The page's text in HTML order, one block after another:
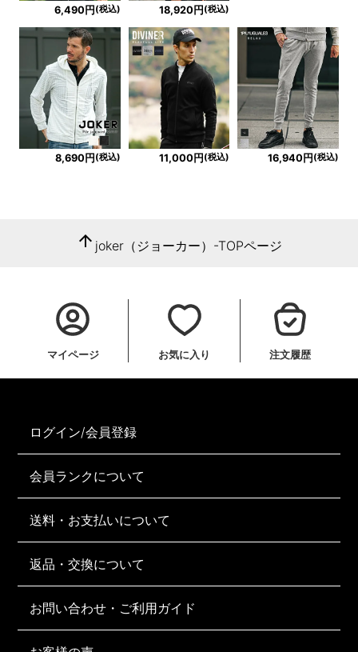
6,490円 (税込) 18,920円 (税込)
8,690円 (税込) 11,000円 (税込) 16,940円 (税込)
arrow_upward joker（ジョーカー）-TOPページ
マイページ お気に入り 注文履歴
ログイン/会員登録
会員ランクについて
送料・お支払いについて
返品・交換について
お問い合わせ・ご利用ガイド